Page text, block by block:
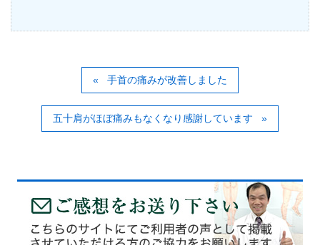
手首の痛みが改善しました
五十肩がほぼ痛みもなくなり感謝しています